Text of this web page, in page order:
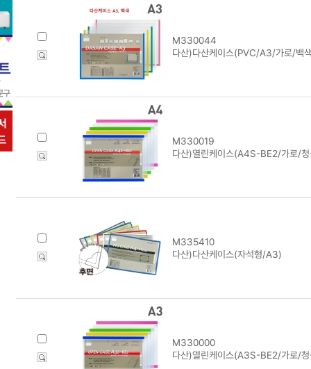
M330044
다산)다산케이스(PVC/A3/가로/
M330019
다산)열린케이스(A4S-BE2/가로/
M335410
다산)다산케이스(자석형/A3)
M330000
다산)열린케이스(A3S-BE2/가로/